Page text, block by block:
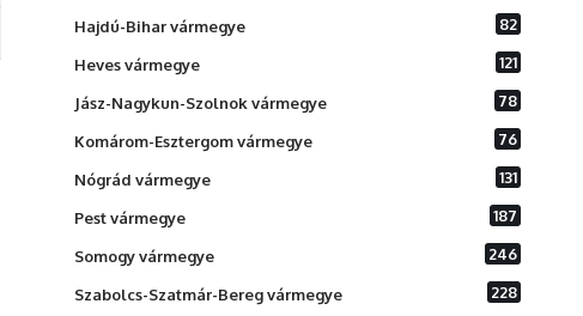
Hajdú-Bihar vármegye 82
Heves vármegye 121
Jász-Nagykun-Szolnok vármegye 78
Komárom-Esztergom vármegye 76
Nógrád vármegye 131
Pest vármegye 187
Somogy vármegye 246
Szabolcs-Szatmár-Bereg vármegye 228